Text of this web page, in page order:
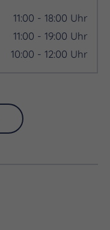
11:00 - 18:00 Uhr
11:00 - 19:00 Uhr
10:00 - 12:00 Uhr